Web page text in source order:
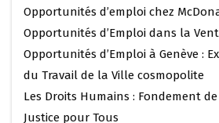
Opportunités d’emploi chez
Opportunités d’Emploi dans la
Opportunités d’Emploi à Genève :
du Travail de la Ville cosmopolite
Les Droits Humains : Fondement
Justice pour Tous